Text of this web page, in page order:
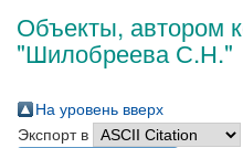
Объекты, автором
"Шилобреева С.Н."
На уровень вверх
Экспорт в